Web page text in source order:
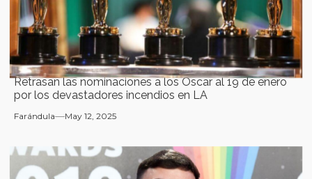
Retrasan las nominaciones a los Óscar al 19 de enero
por los devastadores incendios en LA
Farándula May 12, 2025